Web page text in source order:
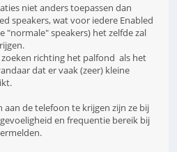
niet anders toepassen dan
speakers, wat voor iedere Enabled
"normale" speakers) het zelfde zal
richting het palfond als het
dat er vaak (zeer) kleine
aan de telefoon te krijgen zijn ze bij
en frequentie bereik bij